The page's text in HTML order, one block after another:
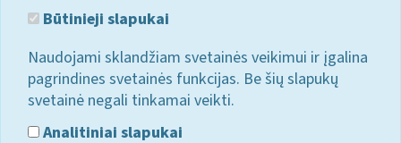
Būtinieji slapukai
Naudojami sklandžiam svetainės veikimui ir įgalina
pagrindines svetainės funkcijas. Be šių slapukų
svetainė negali tinkamai veikti.
Analitiniai slapukai